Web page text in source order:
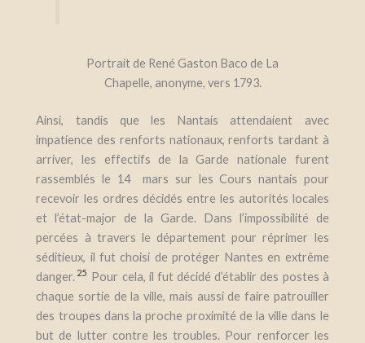
Portrait de René Gaston Baco de La
Chapelle, anonyme, vers 1793.
Ainsi, tandis que les Nantais attendaient avec
impatience des renforts nationaux, renforts tardant à
arriver, les effectifs de la Garde nationale furent
rassemblés le 14 mars sur les Cours nantais pour
recevoir les ordres décidés entre les autorités locales
et l’état-major de la Garde. Dans l’impossibilité de
percées à travers le département pour réprimer les
séditieux, il fut choisi de protéger Nantes en extrême
danger. 25 Pour cela, il fut décidé d’établir des postes à
chaque sortie de la ville, mais aussi de faire patrouiller
des troupes dans la proche proximité de la ville dans le
but de lutter contre les troubles. Pour renforcer les